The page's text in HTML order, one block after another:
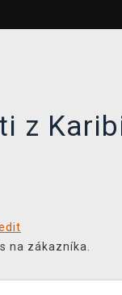
z
na zákazníka.